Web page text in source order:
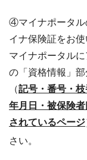
④マイナポータル
イナ保険証をお使
マイナポータル
の「資格情報」部
（記号・番号・
年月日・被保険
されているページ
さい